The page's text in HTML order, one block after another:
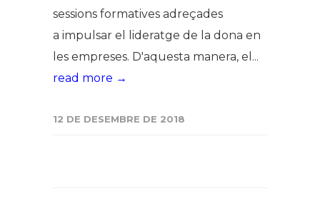
sessions formatives adreçades
a impulsar el lideratge de la dona en
les empreses. D'aquesta manera, el...
read more →
12 DE DESEMBRE DE 2018